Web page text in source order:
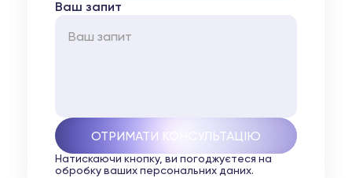
Ваш запит
Натискаючи кнопку, ви погоджуєтеся на
обробку ваших персональних даних.